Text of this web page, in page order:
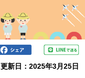
更新日：2025年3月25日